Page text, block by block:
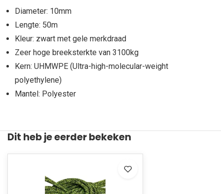
Diameter: 10mm
Lengte: 50m
Kleur: zwart met gele merkdraad
Zeer hoge breeksterkte van 3100kg
Kern: UHMWPE (Ultra-high-molecular-weight
polyethylene)
Mantel: Polyester
Dit heb je eerder bekeken